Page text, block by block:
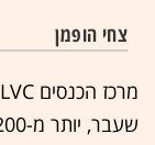
צחי הופמן
שעבר, יותר מ-200 אלף איש הגיעו אליו ל